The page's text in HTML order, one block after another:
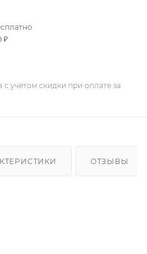
₽
учетом скидки при оплате за
ОТЗЫВЫ